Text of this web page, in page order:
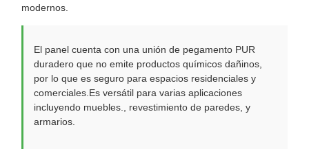
modernos.
El panel cuenta con una unión de pegamento PUR
duradero que no emite productos químicos dañinos,
por lo que es seguro para espacios residenciales y
comerciales.Es versátil para varias aplicaciones
incluyendo muebles., revestimiento de paredes, y
armarios.